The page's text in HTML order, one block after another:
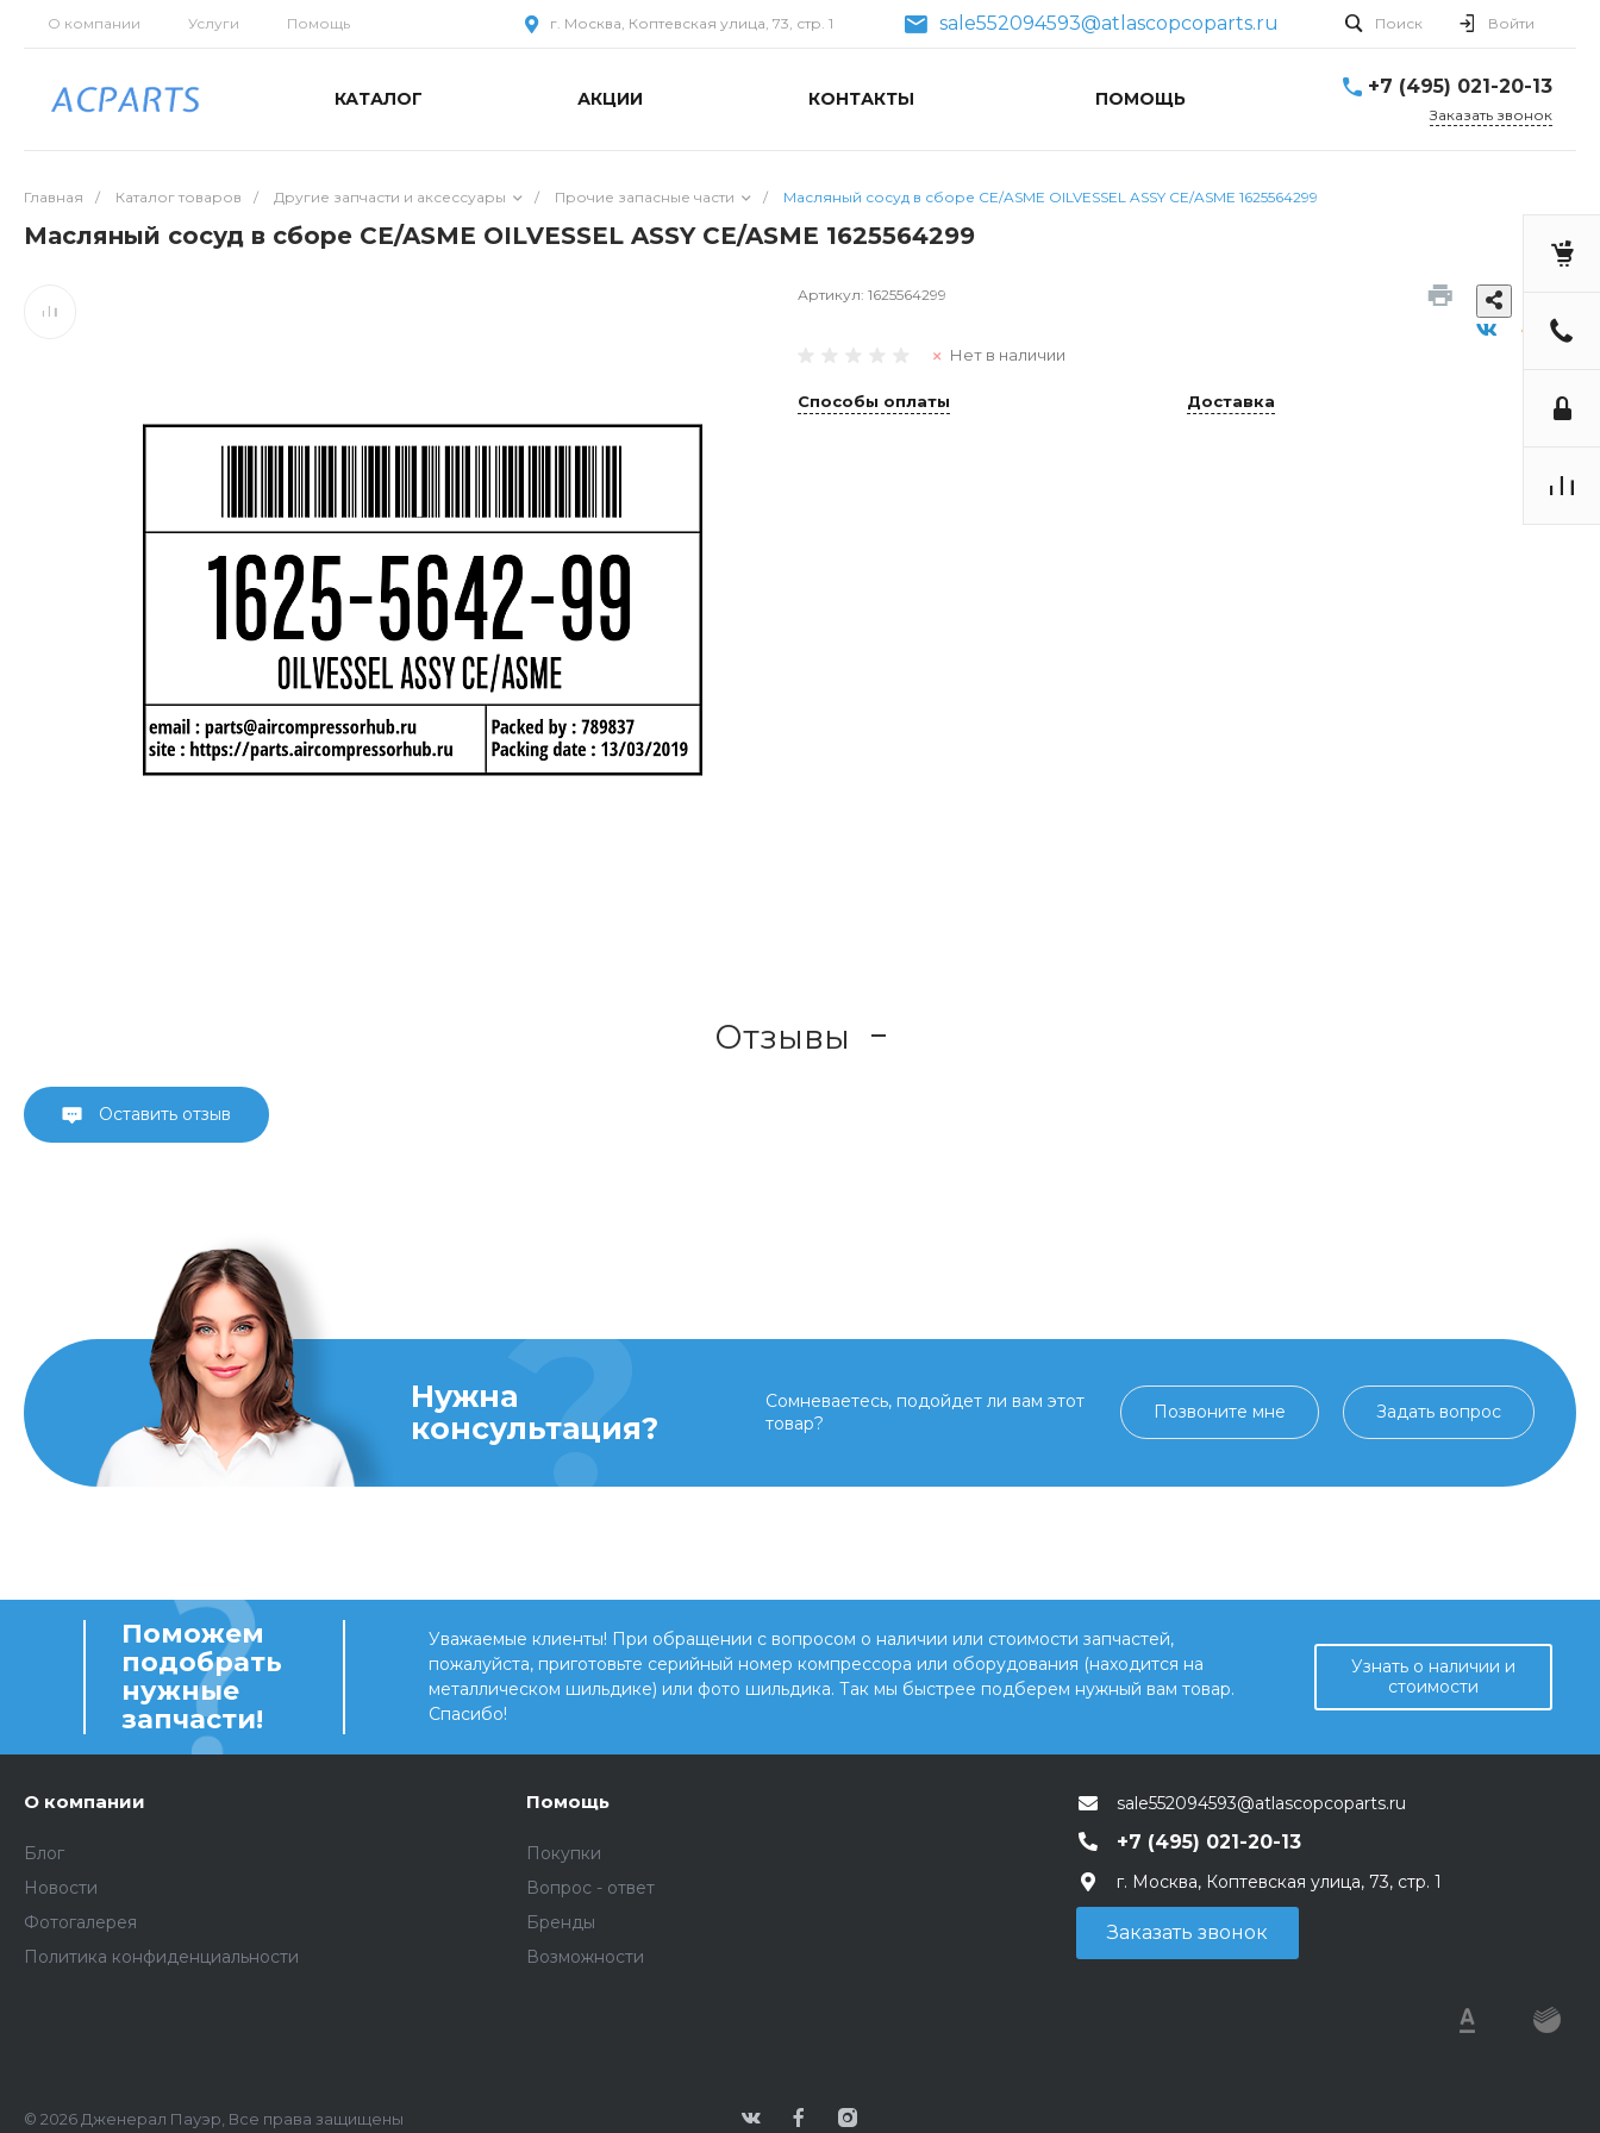
О компании Услуги Помощь г. Москва, Коптевская улица, 73, стр. 1 sale552094593@atlascopcoparts.ru Поиск Войти
КАТАЛОГ АКЦИИ КОНТАКТЫ ПОМОЩЬ
+7 (495) 021-20-13
Заказать звонок
Главная / Каталог товаров / Другие запчасти и аксессуары / Прочие запасные части / Масляный сосуд в сборе CE/ASME OILVESSEL ASSY CE/ASME 1625564299
Масляный сосуд в сборе CE/ASME OILVESSEL ASSY CE/ASME 1625564299
Артикул: 1625564299
Нет в наличии
Способы оплаты Доставка
Отзывы
Оставить отзыв
Нужна
консультация?
Сомневаетесь, подойдет ли вам этот
товар?
Позвоните мне Задать вопрос
Поможем
подобрать
нужные
запчасти!
Уважаемые клиенты! При обращении с вопросом о наличии или стоимости запчастей,
пожалуйста, приготовьте серийный номер компрессора или оборудования (находится на
металлическом шильдике) или фото шильдика. Так мы быстрее подберем нужный вам товар.
Спасибо!
Узнать о наличии и
стоимости
О компании
Блог
Новости
Фотогалерея
Политика конфиденциальности
Помощь
Покупки
Вопрос - ответ
Бренды
Возможности
sale552094593@atlascopcoparts.ru
+7 (495) 021-20-13
г. Москва, Коптевская улица, 73, стр. 1
Заказать звонок
© 2026 Дженерал Пауэр, Все права защищены